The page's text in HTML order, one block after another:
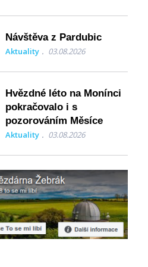
Návštěva z Pardubic
Aktuality 03.08.2026
Hvězdné léto na Monínci
pokračovalo i s
pozorováním Měsíce
Aktuality 03.08.2026